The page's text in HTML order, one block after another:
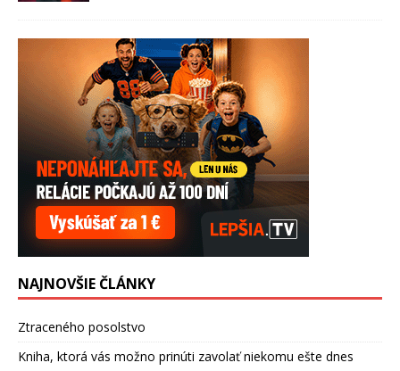
NAJNOVŠIE ČLÁNKY
Ztraceného posolstvo
Kniha, ktorá vás možno prinúti zavolať niekomu ešte dnes